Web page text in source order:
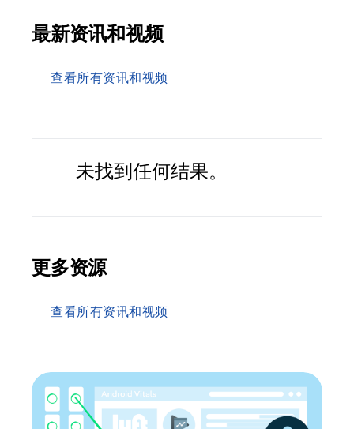
最新资讯和视频
查看所有资讯和视频
未找到任何结果。
更多资源
查看所有资讯和视频